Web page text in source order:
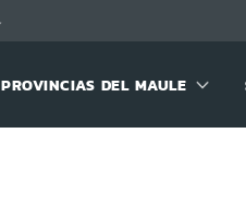
PROVINCIAS DEL MAULE